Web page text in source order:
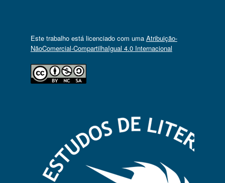
Este trabalho está licenciado com uma Atribuição-
NãoComercial-CompartilhaIgual 4.0 Internacional